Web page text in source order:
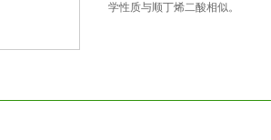
果冻，果酱，浓缩果汁，豆奶，牛
制品漂白
学性质与顺丁烯二酸相似。